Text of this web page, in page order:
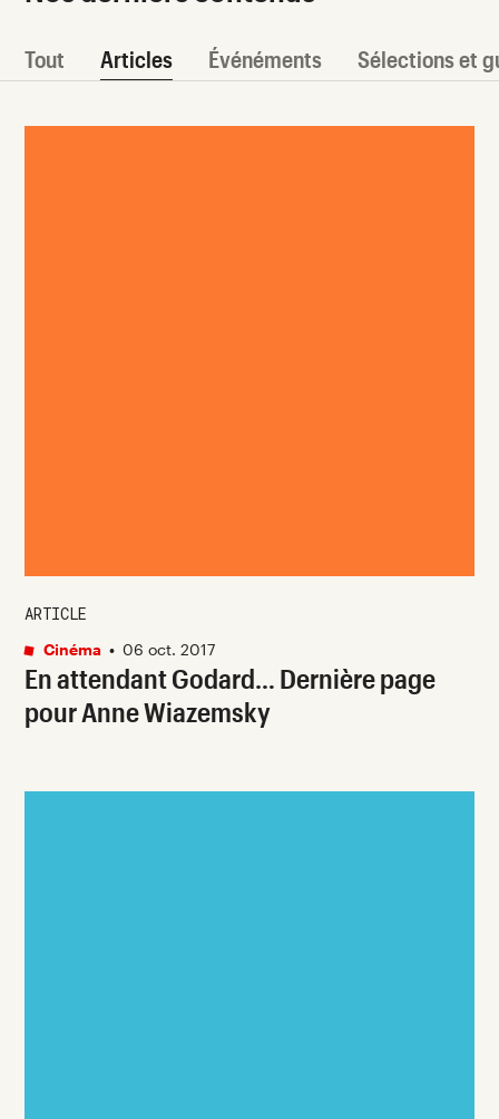
Tout Articles Événéments Sélections et
En attendant Godard… Dernière page
pour Anne Wiazemsky
ARTICLE
Cinéma • 06 oct. 2017